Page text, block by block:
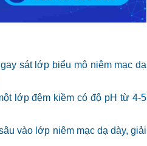
sát lớp biểu mô niêm mạc dạ
lớp đệm kiềm có độ pH từ 4-5
vào lớp niêm mạc dạ dày, giải